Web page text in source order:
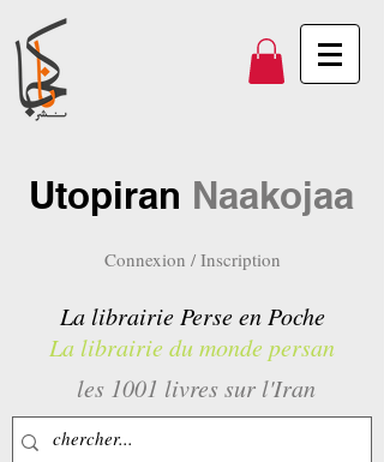
Utopiran Naakojaa
Connexion / Inscription
La librairie Perse en Poche
La librairie du monde persan
les 1001 livres sur l'Iran